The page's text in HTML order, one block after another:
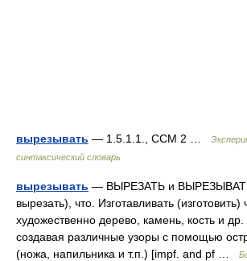
вырезывать — 1.5.1.1., ССМ 2 …
синтаксический словарь
вырезывать — ВЫРЕЗАТЬ и
вырезать), что. Изготавливать
художественно дерево, камень, кость и
создавая различные узоры с помощью
(ножа, напильника и т.п.) [impf. and pf …